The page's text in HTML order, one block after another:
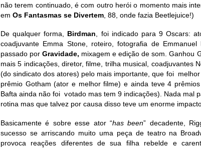
não terem continuado, é com outro herói o momento mais
em Os Fantasmas se Divertem , 88, onde fazia Beetlejuice!)
De qualquer forma, Birdman, foi indicado para 9 Oscars:
coadjuvante Emma Stone, roteiro, fotografia de
passado porGravidade, mixagem e edição de som. Ganhou
mais 5 indicações, diretor, filme, trilha musical, coadjuvantes
(do sindicato dos atores) pelo mais importante, que foi
prêmio Gotham (ator e melhor filme) e ainda teve 4
Bafta ainda não foi votado mas tem 9 indicações). Nada mal
rotina mas que talvez por causa disso teve um enorme
Basicamente é sobre esse ator “has been” decadente,
sucesso se arriscando muito uma peça de teatro na
provoca reações diferentes de sua filha rebelde e